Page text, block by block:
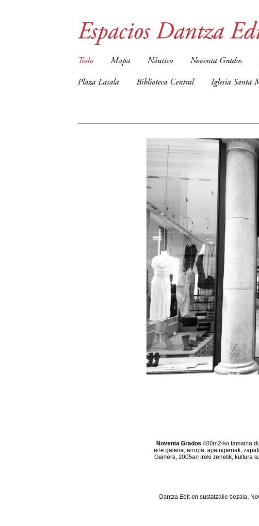
Espacios Dantza
Todo Mapa Náutico Noventa Grados
Plaza Lasala Biblioteca Central Iglesia Santa
Noventa Grados 400m2-ko tamaina
arte galeria, arropa, apaingarriak,
Gainera, 2005an ireki zenetik, kultura
Dantza Edit-en sustatzaile bezala,